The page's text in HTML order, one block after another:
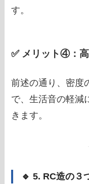
す。
✅ メリット④：
前述の通り、密度
で、生活音の軽減
きます。
🔹 5. RC造の３